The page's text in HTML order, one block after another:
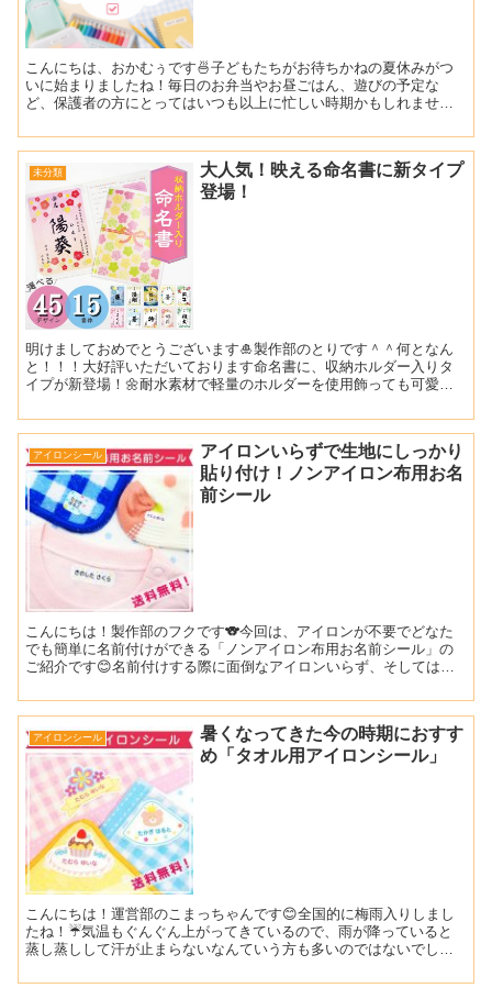
こんにちは、おかむぅです🍜子どもたちがお待ちかねの夏休みがつ
いに始まりましたね！毎日のお弁当やお昼ごはん、遊びの予定な
ど、保護者の方にとってはいつも以上に忙しい時期かもしれません
好...
未分類
大人気！映える命名書に新タイプ
登場！
明けましておめでとうございます🎍製作部のとりです＾＾何となん
と！！！大好評いただいております命名書に、収納ホルダー入りタ
イプが新登場！🌼耐水素材で軽量のホルダーを使用飾っても可愛
納...
アイロンシール
アイロンいらずで生地にしっかり
貼り付け！ノンアイロン布用お名
前シール
こんにちは！製作部のフクです🐨今回は、アイロンが不要でどなた
でも簡単に名前付けができる「ノンアイロン布用お名前シール」の
ご紹介です😊名前付けする際に面倒なアイロンいらず、そしてはが
ー...
アイロンシール
暑くなってきた今の時期におすす
め「タオル用アイロンシール」
こんにちは！運営部のこまっちゃんです😊全国的に梅雨入りしまし
たね！☔気温もぐんぐん上がってきているので、雨が降っていると
蒸し蒸しして汗が止まらないなんていう方も多いのではないでしょ
の...